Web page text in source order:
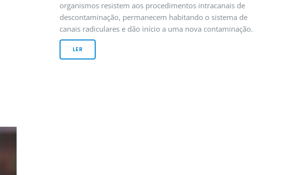
organismos resistem aos procedimentos intracanais de
descontaminação, permanecem habitando o sistema de
canais radiculares e dão início a uma nova contaminação.
LER